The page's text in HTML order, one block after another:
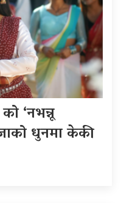
‘नभन्नू
धुनमा केकी